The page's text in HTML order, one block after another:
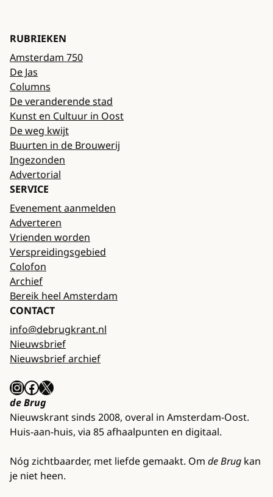
RUBRIEKEN
Amsterdam 750
De Jas
Columns
De veranderende stad
Kunst en Cultuur in Oost
De weg kwijt
Buurten in de Brouwerij
Ingezonden
Advertorial
SERVICE
Evenement aanmelden
Adverteren
Vrienden worden
Verspreidingsgebied
Colofon
Archief
Bereik heel Amsterdam
CONTACT
info@debrugkrant.nl
Nieuwsbrief
Nieuwsbrief archief
InstagramFacebook X
de Brug
Nieuwskrant sinds 2008, overal in Amsterdam-Oost.
Huis-aan-huis, via 85 afhaalpunten en digitaal.
Nóg zichtbaarder, met liefde gemaakt. Om de Brug kan
je niet heen.